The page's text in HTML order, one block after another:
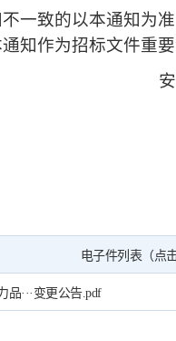
一致的以本通知为
知作为招标文件重要
电子件列表（点
···变更公告.pdf